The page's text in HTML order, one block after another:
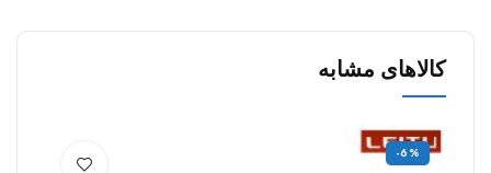
کالاهای مشابه
-6%